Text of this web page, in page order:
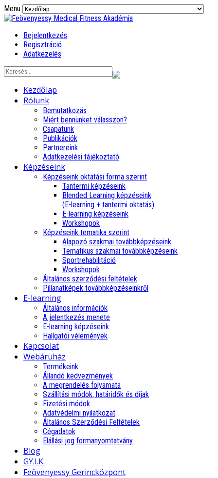
Menu
Bejelentkezés
Regisztráció
Adatkezelés
Kezdőlap
Rólunk
Bemutatkozás
Miért bennünket válasszon?
Csapatunk
Publikációk
Partnereink
Adatkezelési tájékoztató
Képzéseink
Képzéseink oktatási forma szerint
Tantermi képzéseink
Blended Learning képzéseink
(E-learning + tantermi oktatás)
E-learning képzéseink
Workshopok
Képzéseink tematika szerint
Alapozó szakmai továbbképzéseink
Tematikus szakmai továbbképzéseink
Sportrehabilitáció
Workshopok
Általános szerződési feltételek
Pillanatképek továbbképzéseinkről
E-learning
Általános információk
A jelentkezés menete
E-learning képzéseink
Hallgatói vélemények
Kapcsolat
Webáruház
Termékeink
Állandó kedvezmények
A megrendelés folyamata
Szállítási módok, határidők és díjak
Fizetési módok
Adatvédelmi nyilatkozat
Általános Szerződési Feltételek
Cégadatok
Elállási jog formanyomtatvány
Blog
GY.I.K.
Feövenyessy Gerincközpont